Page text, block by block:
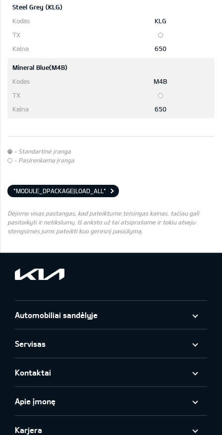
Steel Grey (KLG)
KLG
650
Mineral Blue(M4B)
M4B
650
- Standartinė įranga
- Pasirenkama įranga
*MODULE_DPACKAGE|LOAD_ALL*
Dėjome visas pastangas, kad pateiktume teisingas kainas, tačiau gali
pasitaikyti ir netikslumų. Iš anksto už tai atsiprašome ir tokiu atveju
stengsimės jums pateikti kuo geresnį pasiūlymą.
Automobiliai sandėlyje
Servisas
Kontaktai
Apie įmonę
Karjera